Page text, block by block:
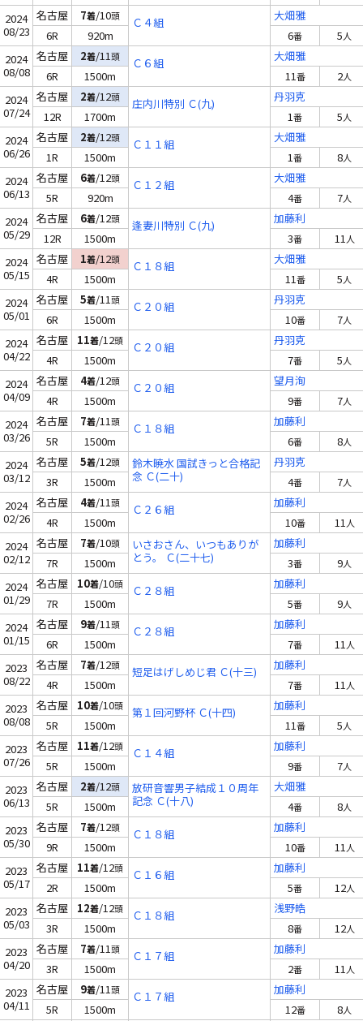
2024
08/23
名古屋 7着/10頭 Ｃ４組
大畑雅
6R
920m 6番 5人
2024
08/08
名古屋 2着/11頭 Ｃ６組
大畑雅
6R
1500m 11番 2人
2024
07/24
名古屋 2着/12頭 庄内川特別 Ｃ(九)
丹羽克
12R
1700m 1番 5人
2024
06/26
名古屋 2着/12頭 Ｃ１１組
大畑雅
1R
1500m 1番 8人
2024
06/13
名古屋 6着/12頭 Ｃ１２組
大畑雅
5R
920m 4番 7人
2024
05/29
名古屋 6着/12頭 逢妻川特別 Ｃ(九)
加藤利
12R
1500m 3番 11人
2024
05/15
名古屋 1着/12頭 Ｃ１８組
大畑雅
4R
1500m 11番 5人
2024
05/01
名古屋 5着/11頭 Ｃ２０組
丹羽克
6R
1500m 10番 7人
2024
04/22
名古屋 11着/12頭 Ｃ２０組
丹羽克
4R
1500m 7番 5人
2024
04/09
名古屋 4着/12頭 Ｃ２０組
望月洵
4R
1500m 9番 7人
2024
03/26
名古屋 7着/11頭 Ｃ１８組
加藤利
5R
1500m 6番 8人
2024
03/12
名古屋 5着/12頭
鈴木暁水 国試きっと合格記
念 Ｃ(二十)
丹羽克
3R
1500m 4番 7人
2024
02/26
名古屋 4着/11頭 Ｃ２６組
加藤利
4R
1500m 10番 11人
2024
02/12
名古屋 7着/10頭
いさおさん、いつもありが
とう。 Ｃ(二十七)
加藤利
7R
1500m 3番 9人
2024
01/29
名古屋 10着/10頭 Ｃ２８組
加藤利
7R
1500m 5番 9人
2024
01/15
名古屋 9着/11頭 Ｃ２８組
加藤利
6R
1500m 7番 11人
2023
08/22
名古屋 7着/12頭 短足はげしめじ君 Ｃ(十三)
加藤利
4R
1500m 7番 11人
2023
08/08
名古屋 10着/10頭 第１回河野杯 Ｃ(十四)
加藤利
5R
1500m 11番 5人
2023
07/26
名古屋 11着/12頭 Ｃ１４組
加藤利
5R
1500m 9番 7人
2023
06/13
名古屋 2着/12頭
放研音響男子結成１０周年
記念 Ｃ(十八)
大畑雅
5R
1500m 4番 8人
2023
05/30
名古屋 7着/12頭 Ｃ１８組
加藤利
9R
1500m 10番 11人
2023
05/17
名古屋 11着/12頭 Ｃ１６組
加藤利
2R
1500m 5番 12人
2023
05/03
名古屋 12着/12頭 Ｃ１８組
浅野皓
3R
1500m 8番 12人
2023
04/20
名古屋 7着/11頭 Ｃ１７組
加藤利
3R
1500m 2番 11人
2023
04/11
名古屋 9着/11頭 Ｃ１７組
加藤利
5R
1500m 12番 8人